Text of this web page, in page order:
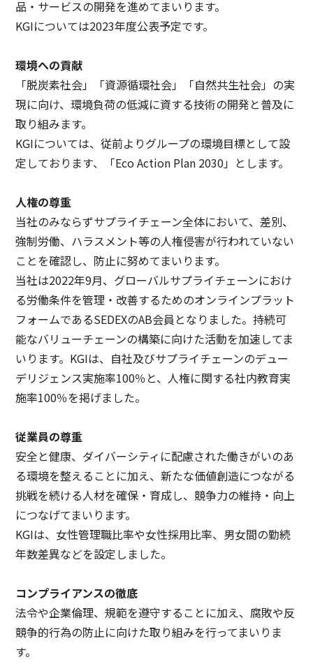
品・サービスの開発を進めてまいります。
KGIについては2023年度公表予定です。
環境への貢献
「脱炭素社会」「資源循環社会」「自然共生社会」の実
現に向け、環境負荷の低減に資する技術の開発と普及に
取り組みます。
KGIについては、従前よりグループの環境目標として設
定しております、「Eco Action Plan 2030」とします。
人権の尊重
当社のみならずサプライチェーン全体において、差別、
強制労働、ハラスメント等の人権侵害が行われていない
ことを確認し、防止に努めてまいります。
当社は2022年9月、グローバルサプライチェーンにおけ
る労働条件を管理・改善するためのオンラインプラット
フォームであるSEDEXのAB会員となりました。持続可
能なバリューチェーンの構築に向けた活動を加速してま
いります。KGIは、自社及びサプライチェーンのデュー
デリジェンス実施率100％と、人権に関する社内教育実
施率100％を掲げました。
従業員の尊重
安全と健康、ダイバーシティに配慮された働きがいのあ
る環境を整えることに加え、新たな価値創造につながる
挑戦を続ける人材を確保・育成し、競争力の維持・向上
につなげてまいります。
KGIは、女性管理職比率や女性採用比率、男女間の勤続
年数差異などを設定しました。
コンプライアンスの徹底
法令や企業倫理、規範を遵守することに加え、腐敗や反
競争的行為の防止に向けた取り組みを行ってまいりま
す。